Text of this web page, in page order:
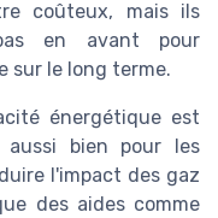
coûteux, mais ils
en avant pour
sur le long terme.
énergétique est
aussi bien pour les
l'impact des gaz
des aides comme